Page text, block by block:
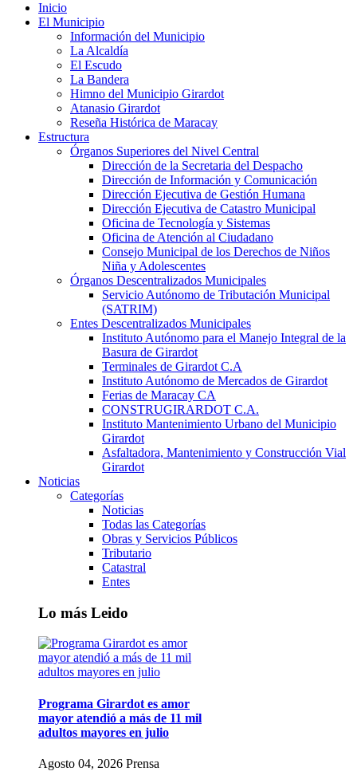
Inicio
El Municipio
Información del Municipio
La Alcaldía
El Escudo
La Bandera
Himno del Municipio Girardot
Atanasio Girardot
Reseña Histórica de Maracay
Estructura
Órganos Superiores del Nivel Central
Dirección de la Secretaria del Despacho
Dirección de Información y Comunicación
Dirección Ejecutiva de Gestión Humana
Dirección Ejecutiva de Catastro Municipal
Oficina de Tecnología y Sistemas
Oficina de Atención al Ciudadano
Consejo Municipal de los Derechos de Niños
Niña y Adolescentes
Órganos Descentralizados Municipales
Servicio Autónomo de Tributación Municipal
(SATRIM)
Entes Descentralizados Municipales
Instituto Autónomo para el Manejo Integral de la
Basura de Girardot
Terminales de Girardot C.A
Instituto Autónomo de Mercados de Girardot
Ferias de Maracay CA
CONSTRUGIRARDOT C.A.
Instituto Mantenimiento Urbano del Municipio
Girardot
Asfaltadora, Mantenimiento y Construcción Vial
Girardot
Noticias
Categorías
Noticias
Todas las Categorías
Obras y Servicios Públicos
Tributario
Catastral
Entes
Lo más Leido
Programa Girardot es amor
mayor atendió a más de 11 mil
adultos mayores en julio
Agosto 04, 2026 Prensa